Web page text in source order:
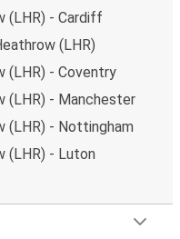
(LHR) - Cardiff
(LHR)
(LHR) - Coventry
(LHR) - Manchester
(LHR) - Nottingham
(LHR) - Luton